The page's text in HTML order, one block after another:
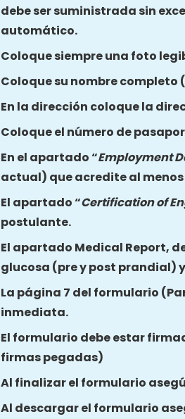
debe ser suministrada sin
automático.
Coloque siempre una foto
Coloque su nombre completo
En la dirección coloque la
Coloque el número de
En el apartado “Employment
actual) que acredite al menos
El apartado “Certification of
postulante.
El apartado Medical Report,
glucosa (pre y post prandial)
La página 7 del formulario
inmediata.
El formulario debe estar
firmas pegadas)
Al finalizar el formulario
Al descargar el formulario